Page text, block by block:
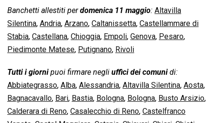
Banchetti allestiti perdomenica 11 maggio: Altavilla
Silentina, Andria, Arzano, Caltanissetta, Castellammare di
Stabia, Castellana, Chioggia, Empoli, Genova, Pesaro,
Piedimonte Matese, Putignano, Rivoli
Tutti i giornipuoi firmare negli uffici dei comunidi:
Abbiategrasso, Alba, Alessandria, Altavilla Silentina, Aosta,
Bagnacavallo, Bari, Bastia, Bologna, Bologna, Busto Arsizio,
Calderara di Reno, Casalecchio di Reno, Castelfranco